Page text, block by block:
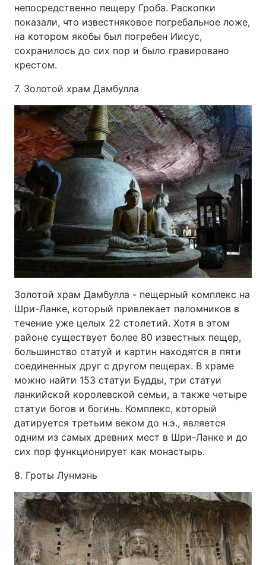
непосредственно пещеру Гроба. Раскопки
показали, что известняковое погребальное ложе,
на котором якобы был погребен Иисус,
сохранилось до сих пор и было гравировано
крестом.
7. Золотой храм Дамбулла
Золотой храм Дамбулла - пещерный комплекс на
Шри-Ланке, который привлекает паломников в
течение уже целых 22 столетий. Хотя в этом
районе существует более 80 известных пещер,
большинство статуй и картин находятся в пяти
соединенных друг с другом пещерах. В храме
можно найти 153 статуи Будды, три статуи
ланкийской королевской семьи, а также четыре
статуи богов и богинь. Комплекс, который
датируется третьим веком до н.э., является
одним из самых древних мест в Шри-Ланке и до
сих пор функционирует как монастырь.
8. Гроты Лунмэнь